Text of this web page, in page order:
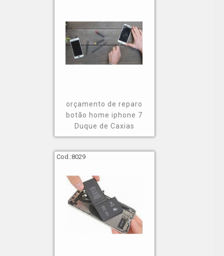
orçamento de reparo
botão home iphone 7
Duque de Caxias
Cod.:8029